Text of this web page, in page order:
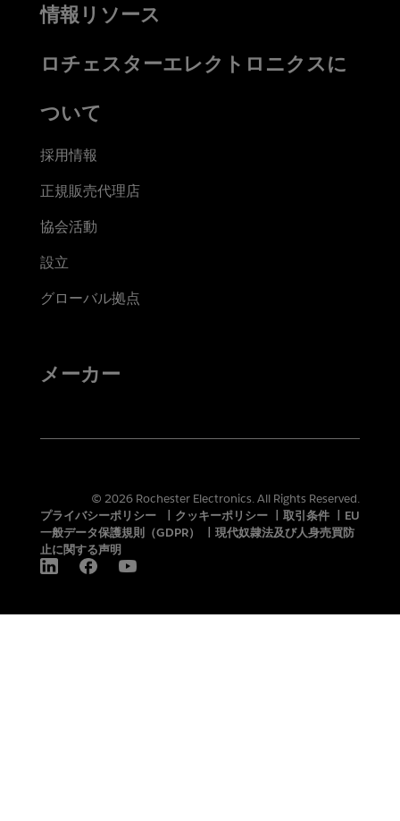
情報リソース
ロチェスターエレクトロニクスに
ついて
採用情報
正規販売代理店
協会活動
設立
グローバル拠点
メーカー
© 2026 Rochester Electronics. All Rights Reserved.
プライバシーポリシー
クッキーポリシー 取引条件
EU
一般データ保護規則（GDPR）
現代奴隷法及び人身売買防
止に関する声明